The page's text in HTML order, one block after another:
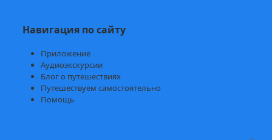
Навигация по сайту
Приложение
Аудиоэкскурсии
Блог о путешествиях
Путешествуем самостоятельно
Помощь